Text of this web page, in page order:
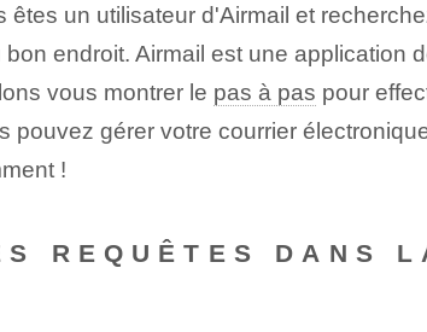
êtes un utilisateur d'Airmail et
endroit. Airmail est une application
vous montrer le pas à pas pour
pouvez gérer votre courrier
!
REQUÊTES DANS